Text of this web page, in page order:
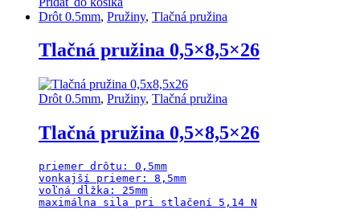
Drôt 0.5mm, Pružiny, Tlačná pružina
Tlačná pružina 0,5×8,5×26
Drôt 0.5mm, Pružiny, Tlačná pružina
Tlačná pružina 0,5×8,5×26
priemer drôtu: 0,5mm
vonkajší priemer: 8,5mm
voľná dĺžka: 25mm
maximálna sila pri stlačení 5,14 N